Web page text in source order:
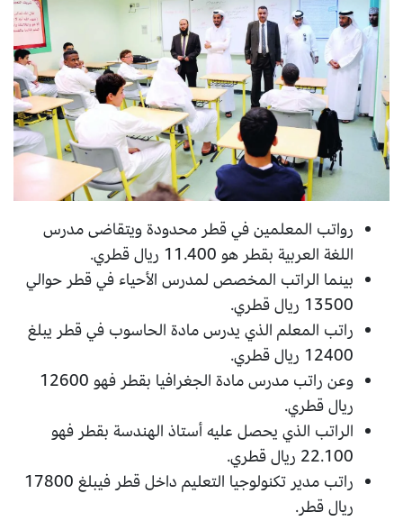
رواتب المعلمين في قطر محدودة ويتقاضى مدرس
اللغة العربية بقطر هو 11.400 ريال قطري.
بينما الراتب المخصص لمدرس الأحياء في قطر حوالي
13500 ريال قطري.
راتب المعلم الذي يدرس مادة الحاسوب في قطر يبلغ
12400 ريال قطري.
وعن راتب مدرس مادة الجغرافيا بقطر فهو 12600
ريال قطري.
الراتب الذي يحصل عليه أستاذ الهندسة بقطر فهو
22.100 ريال قطري.
راتب مدير تكنولوجيا التعليم داخل قطر فيبلغ 17800
ريال قطر.